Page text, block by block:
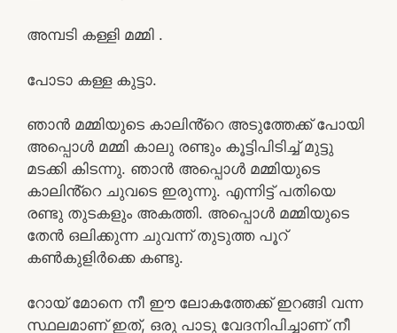
അമ്പടി കള്ളി മമ്മി .
പോടാ കള്ള കുട്ടാ.
ഞാൻ മമ്മിയുടെ കാലിൻ്റെ അടുത്തേക്ക് പോയി
അപ്പൊൾ മമ്മി കാലു രണ്ടും കൂട്ടിപിടിച്ച് മുട്ടു
മടക്കി കിടന്നു. ഞാൻ അപ്പൊൾ മമ്മിയുടെ
കാലിൻ്റെ ചുവടെ ഇരുന്നു. എന്നിട്ട് പതിയെ
രണ്ടു തുടകളും അകത്തി. അപ്പൊൾ മമ്മിയുടെ
തേൻ ഒലിക്കുന്ന ചുവന്ന് തുടുത്ത പൂറ്
കൺകുളിർക്കെ കണ്ടു.
റോയ് മോനെ നീ ഈ ലോകത്തേക്ക് ഇറങ്ങി വന്ന
സ്ഥലമാണ് ഇത്, ഒരു പാടു വേദനിപിച്ചാണ് നീ